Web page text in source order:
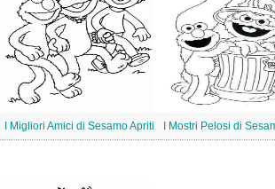
I Migliori Amici di Sesamo Apriti I Mostri Pelosi di